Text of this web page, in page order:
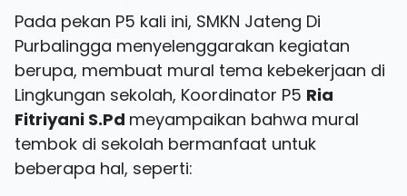
Pada pekan P5 kali ini, SMKN Jateng Di
Purbalingga menyelenggarakan kegiatan
berupa, membuat mural tema kebekerjaan di
Lingkungan sekolah, Koordinator P5 Ria
Fitriyani S.Pd meyampaikan bahwa mural
tembok di sekolah bermanfaat untuk
beberapa hal, seperti: